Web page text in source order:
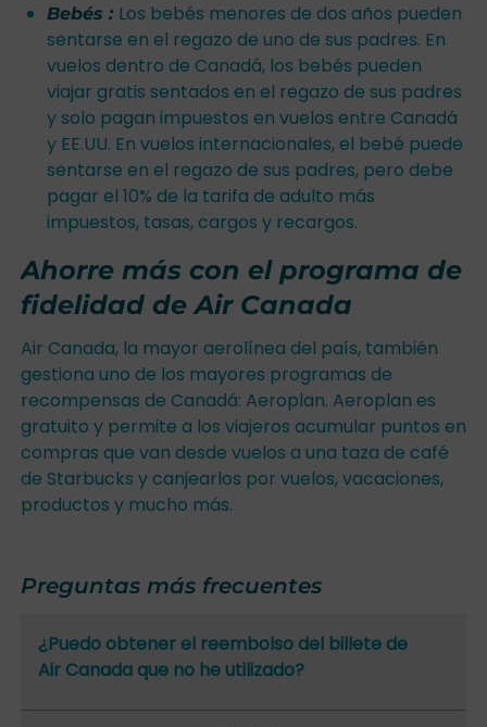
Bebés : Los bebés menores de dos años pueden
sentarse en el regazo de uno de sus padres. En
vuelos dentro de Canadá, los bebés pueden
viajar gratis sentados en el regazo de sus padres
y solo pagan impuestos en vuelos entre Canadá
y EE.UU. En vuelos internacionales, el bebé puede
sentarse en el regazo de sus padres, pero debe
pagar el 10% de la tarifa de adulto más
impuestos, tasas, cargos y recargos.
Ahorre más con el programa de
fidelidad de Air Canada
Air Canada, la mayor aerolínea del país, también
gestiona uno de los mayores programas de
recompensas de Canadá: Aeroplan. Aeroplan es
gratuito y permite a los viajeros acumular puntos en
compras que van desde vuelos a una taza de café
de Starbucks y canjearlos por vuelos, vacaciones,
productos y mucho más.
Preguntas más frecuentes
¿Puedo obtener el reembolso del billete de
Air Canada que no he utilizado?